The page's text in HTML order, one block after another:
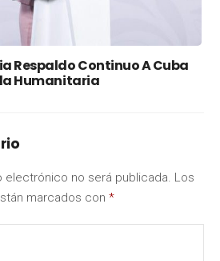
Respaldo Continuo A Cuba
Humanitaria
no será publicada. Los
marcados con *